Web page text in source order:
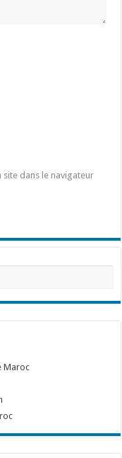
dans le navigateur
Maroc